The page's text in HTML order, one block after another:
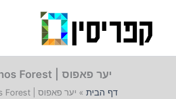
יער פאפוס | Paphos Forest
דף הבית » יער פאפוס | Paphos Forest